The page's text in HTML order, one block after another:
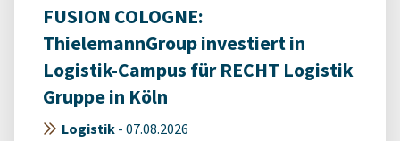
FUSION COLOGNE:
ThielemannGroup investiert in
Logistik-Campus für RECHT Logistik
Gruppe in Köln
Logistik - 07.08.2026